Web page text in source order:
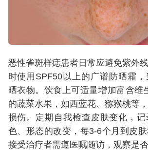
恶性雀斑样痣患者日常应避免紫外
时使用SPF50以上的广谱防晒霜
晒衣物。饮食上可适量增加富含维
的蔬菜水果，如西蓝花、猕猴桃等
损伤。定期自我检查皮肤变化，
色、形态的改变，每3-6个月到皮
接受治疗者需遵医嘱随访，观察是